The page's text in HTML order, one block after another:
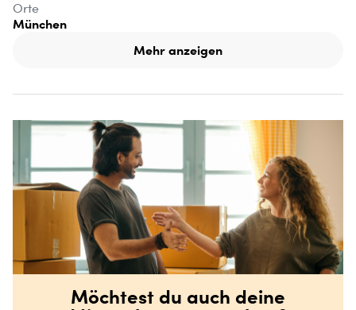
Orte
München
Mehr anzeigen
Möchtest du auch deine